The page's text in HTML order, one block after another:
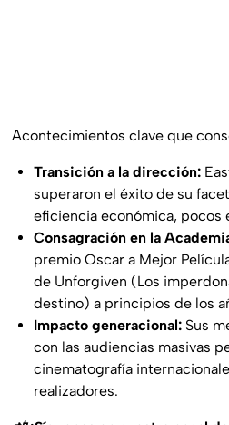
Acontecimientos clave que
Transición a la dirección:
superaron el éxito de su
eficiencia económica, pocos
Consagración en la
premio Oscar a Mejor
de Unforgiven (Los
destino) a principios de los
Impacto generacional: Sus
con las audiencias masivas
cinematografía
realizadores.